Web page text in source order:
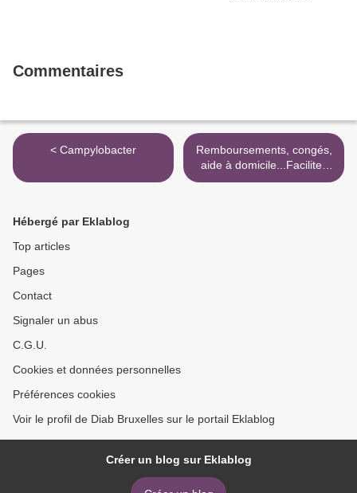
Commentaires
< Campylobacter
Remboursements, congés,
aide à domicile...Facilitez
vos démarches >
Hébergé par Eklablog
Top articles
Pages
Contact
Signaler un abus
C.G.U.
Cookies et données personnelles
Préférences cookies
Voir le profil de Diab Bruxelles sur le portail Eklablog
Créer un blog sur Eklablog